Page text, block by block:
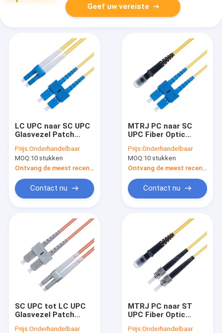
Geef uw vereiste
LC UPC naar SC UPC
Glasvezel Patch
Mode OS2 OFNR 3,0
mm Geel
Prijs:Onderhandelbaar
MOQ:10 stukken
Contact nu
MTRJ PC naar SC
UPC Fiber Optic
Single Mode OS2
OFNR 3,0 mm Geel
Prijs:Onderhandelbaar
MOQ:10 stukken
Contact nu
SC UPC tot LC UPC
Glasvezel Patch
Prijs:Onderhandelbaar
MTRJ PC naar ST
UPC Fiber Optic
Prijs:Onderhandelbaar